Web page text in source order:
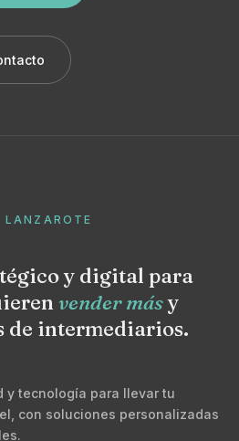
LANZAROTE
y digital para
vender másy
de intermediarios.
y tecnología para llevar tu
con soluciones personalizadas